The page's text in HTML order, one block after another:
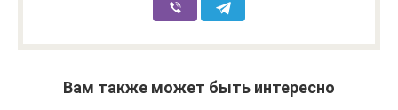
Вам также может быть интересно